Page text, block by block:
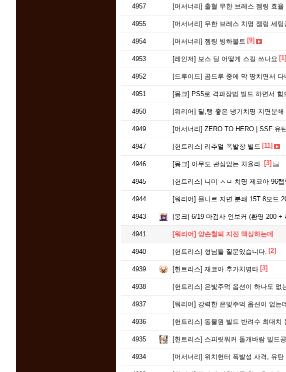
4957 [머서너리] 출혈 무한 브레스 젬링 효율
4955 [머서너리] 무한 브레스 치명 젬링 세팅
4954 [머서너리] 젬링 빙하볼트 [9]
4953 [레인저] 보스 딜 어떻게 스킬 쓰나요 [1]
4952 [드루이드] 곰드루 중에 막 땅치면서 다니는
4951 [몽크] PS5로 격파장법 빌드 하면서 힘
4950 [워리어] 딜,탱 좋은 냉기치명 지면분쇄 타이탄 세
4949 [머서너리] ZERO TO HERO | SSF 유
4947 [헌트리스] 리추얼 폭발창 빌드 [11]
4946 [몽크] 아무도 관심없는 차율라. [3]
4945 [헌트리스] 니미 ㅅㅂ 치명 제코아 96
4944 [워리어] 묠니르 지면 분쇄 15T 8모드
4943 [몽크] 6/19 마검사 인보커 (환영 200 +
4941 [워리어] 양손철퇴 지진 맥싱하는데
4940 [헌트리스] 형님들 질문있습니다. [2]
4939 [헌트리스] 재코아 추가치명타 [3]
4938 [헌트리스] 은빛주먹 옵션이 하나도 없
4937 [워리어] 강력한 은빛주먹 옵션이 없는
4936 [헌트리스] 동물원 빌드 반려수 최대치
4935 [헌트리스] 스피릿워커 돌개바람 빌드
4934 [머서너리] 위치헌터 폭발성 사격, 유탄